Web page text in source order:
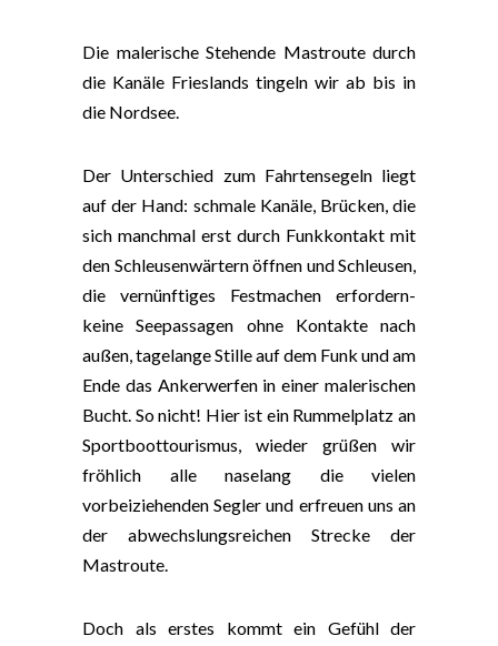
Die malerische Stehende Mastroute durch
die Kanäle Frieslands tingeln wir ab bis in
die Nordsee.
Der Unterschied zum Fahrtensegeln liegt
auf der Hand: schmale Kanäle, Brücken, die
sich manchmal erst durch Funkkontakt mit
den Schleusenwärtern öffnen und Schleusen,
die vernünftiges Festmachen erfordern-
keine Seepassagen ohne Kontakte nach
außen, tagelange Stille auf dem Funk und am
Ende das Ankerwerfen in einer malerischen
Bucht. So nicht! Hier ist ein Rummelplatz an
Sportboottourismus, wieder grüßen wir
fröhlich alle naselang die vielen
vorbeiziehenden Segler und erfreuen uns an
der abwechslungsreichen Strecke der
Mastroute.
Doch als erstes kommt ein Gefühl der